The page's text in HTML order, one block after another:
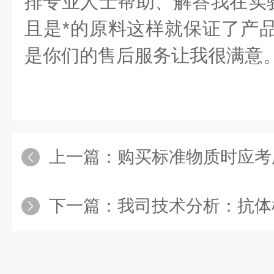
且是*的原料这样就保证了产
是你们的售后服务让我很满意
上一篇： 购买标准物质时应
下一篇： 我司技术分析：抗体根